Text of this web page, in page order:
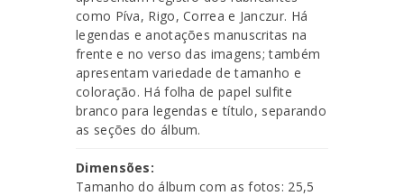
como Píva, Rigo, Correa e Janczur. Há
legendas e anotações manuscritas na
frente e no verso das imagens; também
apresentam variedade de tamanho e
coloração. Há folha de papel sulfite
branco para legendas e título, separando
as seções do álbum.
Dimensões:
Tamanho do álbum com as fotos: 25,5